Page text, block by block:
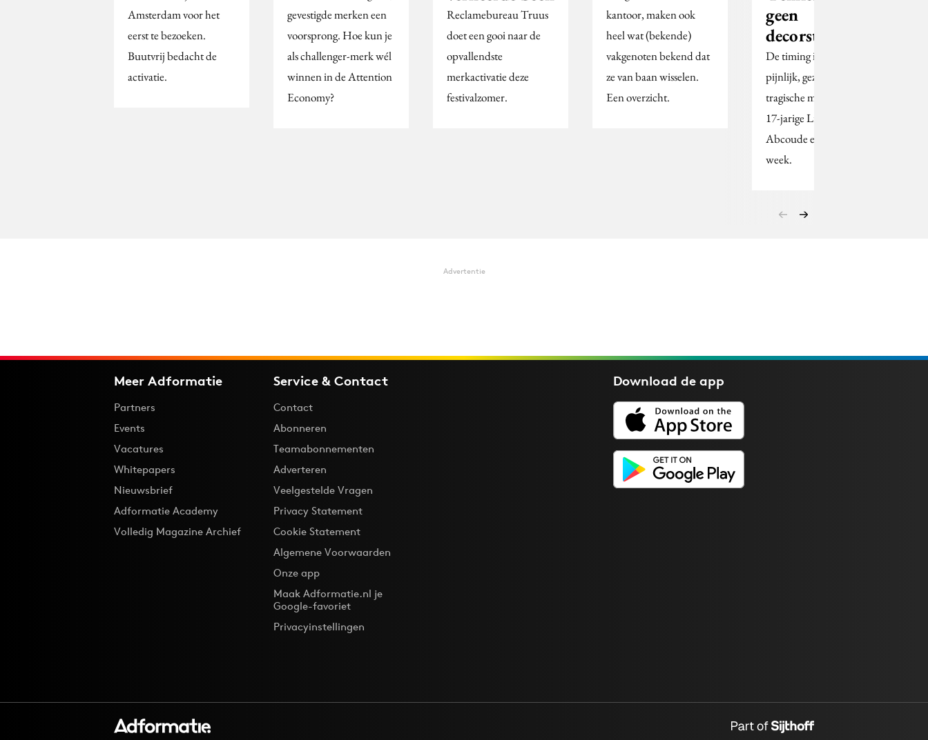
Amsterdam voor het
eerst te bezoeken.
Buutvrij bedacht de
activatie.
gevestigde merken een
voorsprong. Hoe kun je
als challenger-merk wél
winnen in de Attention
Economy?
Reclamebureau Truus
doet een gooi naar de
opvallendste
merkactivatie deze
festivalzomer.
kantoor, maken ook
heel wat (bekende)
vakgenoten bekend dat
ze van baan wisselen.
Een overzicht.
geen
decorstuk'
De timing is uiterst
pijnlijk, gezien de
tragische moord op de
17-jarige Lisa uit
Abcoude eerder deze
week.
Advertentie
Meer Adformatie
Partners
Events
Vacatures
Whitepapers
Nieuwsbrief
Adformatie Academy
Volledig Magazine Archief
Service & Contact
Contact
Abonneren
Teamabonnementen
Adverteren
Veelgestelde Vragen
Privacy Statement
Cookie Statement
Algemene Voorwaarden
Onze app
Maak Adformatie.nl je
Google-favoriet
Privacyinstellingen
Download deapp